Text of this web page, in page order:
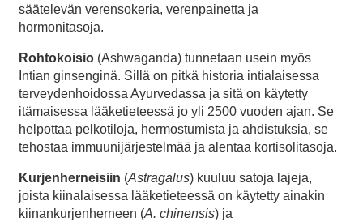
säätelevän verensokeria, verenpainetta ja
hormonitasoja.
Rohtokoisio (Ashwaganda) tunnetaan usein myös
Intian ginsenginä. Sillä on pitkä historia intialaisessa
terveydenhoidossa Ayurvedassa ja sitä on käytetty
itämaisessa lääketieteessä jo yli 2500 vuoden ajan. Se
helpottaa pelkotiloja, hermostumista ja ahdistuksia, se
tehostaa immuunijärjestelmää ja alentaa kortisolitasoja.
Kurjenherneisiin (Astragalus) kuuluu satoja lajeja,
joista kiinalaisessa lääketieteessä on käytetty ainakin
kiinankurjenherneen (A. chinensis) ja